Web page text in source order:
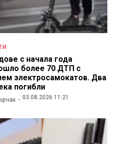
с начала года
более 70 ДТП с
электросамокатов. Два
погибли
03.08.2026 11:21